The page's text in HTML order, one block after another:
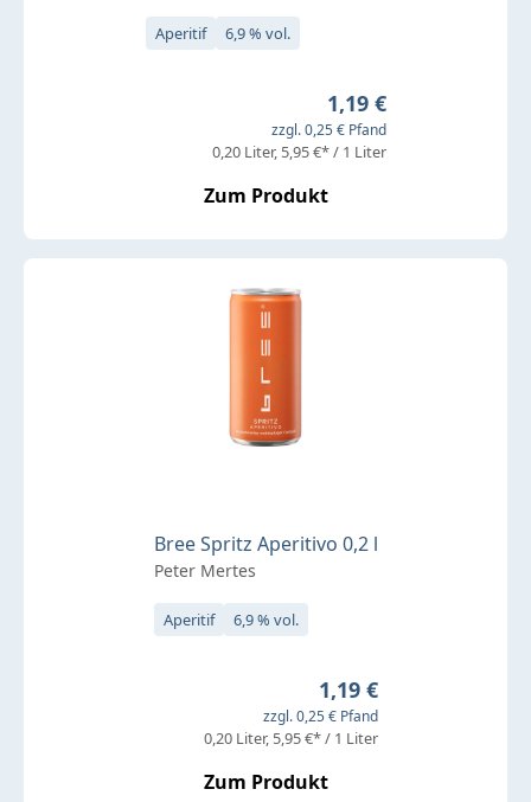
Aperitif 6,9 % vol.
Regulärer Preis:
1,19 €
zzgl. 0,25 € Pfand
0,20 Liter 5,95 €* / 1 Liter
Zum Produkt
Bree Spritz Aperitivo 0,2 l
Peter Mertes
Aperitif 6,9 % vol.
Regulärer Preis:
1,19 €
zzgl. 0,25 € Pfand
0,20 Liter 5,95 €* / 1 Liter
Zum Produkt